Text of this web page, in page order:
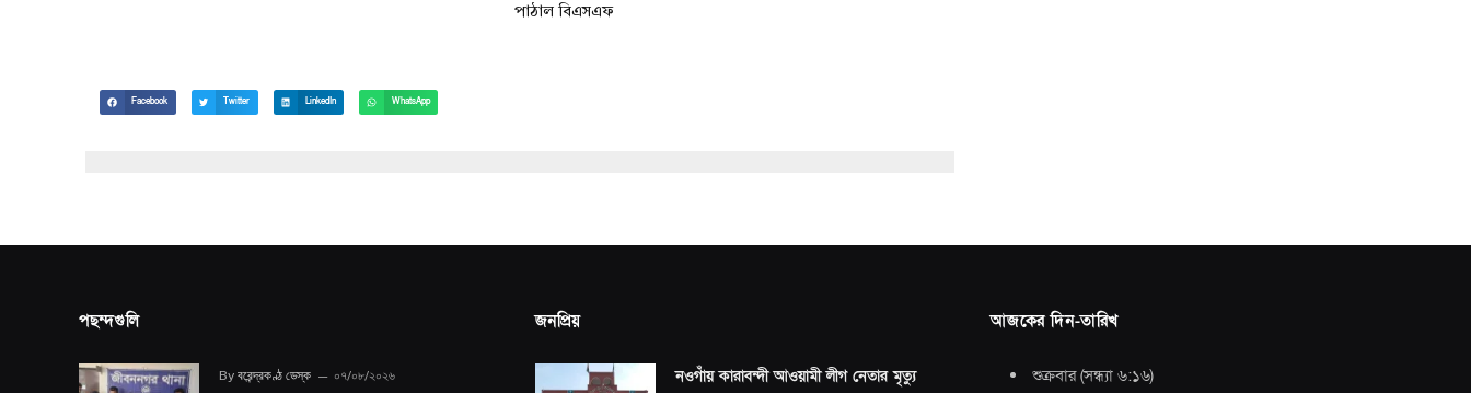
পাঠাল বিএসএফ
Facebook Twitter LinkedIn WhatsApp
পছন্দগুলি
By বরেন্দ্রকণ্ঠ ডেস্ক ০৭/০৮/২০২৬
জনপ্রিয়
নওগাঁয় কারাবন্দী আওয়ামী লীগ নেতার মৃত্যু
আজকের দিন-তারিখ
শুক্রবার(সন্ধ্যা ৬:১৬)